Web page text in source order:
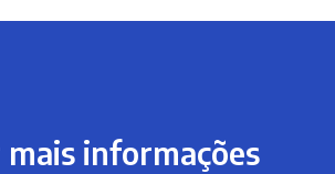
informações